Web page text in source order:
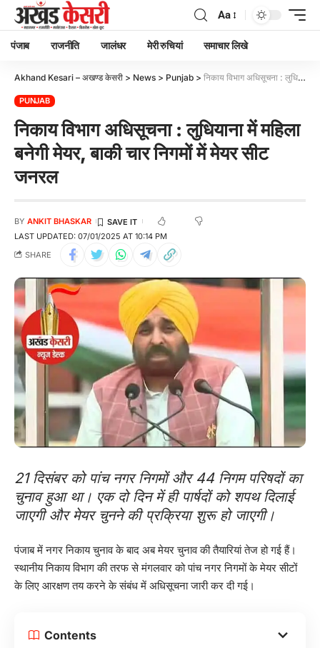
Aa
पंजाब राजनीति जालंधर मेरी रुचियां समाचार लिखे
Akhand Kesari – अखण्ड केसरी > News > Punjab > निकाय विभाग अधिसूचना : लुधियाना में महिला बनेगी मेयर, बाकी चार निगमों में मेयर सीट जनरल
PUNJAB
निकाय विभाग अधिसूचना : लुधियाना में महिला
बनेगी मेयर, बाकी चार निगमों में मेयर सीट
जनरल
LAST UPDATED: 07/01/2025 AT 10:14 PM
BY ANKIT BHASKAR
SHARE
21 दिसंबर को पांच नगर निगमों और 44 निगम परिषदों का
चुनाव हुआ था। एक दो दिन में ही पार्षदों को शपथ दिलाई
जाएगी और मेयर चुनने की प्रक्रिया शुरू हो जाएगी।
पंजाब में नगर निकाय चुनाव के बाद अब मेयर चुनाव की तैयारियां तेज हो गई हैं।
स्थानीय निकाय विभाग की तरफ से मंगलवार को पांच नगर निगमों के मेयर सीटों
के लिए आरक्षण तय करने के संबंध में अधिसूचना जारी कर दी गई।
Contents